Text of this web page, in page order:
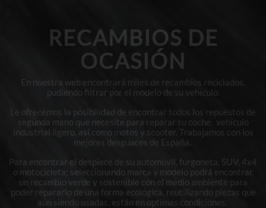
RECAMBIOS DE
OCASIÓN
En nuestra web encontrará miles de recambios reciclados,
pudiendo filtrar por el modelo de su vehículo.
Le ofrecemos la posibilidad de encontrar todos los repuestos de
segunda mano que necesite para reparar su coche, vehículo
industrial ligero, así como motos y scooter. Trabajamos con los
mejores desguaces de España.
Para encontrar el despiece de su automóvil, furgoneta, SUV, 4x4
o motocicleta; seleccionando marca y modelo podrá encontrar
un recambio verde y sostenible con el medio ambiente para
poder repararlo de una forma ecológica, reutilizando piezas que
aún siendo usadas, están en optimas condiciones.